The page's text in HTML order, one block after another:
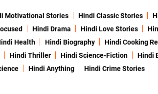
Motivational Stories Hindi Classic Stories
Hindi Drama Hindi Love Stories
Health Hindi Biography Hindi Cooking
Hindi Thriller Hindi Science-Fiction Hindi
Hindi Anything Hindi Crime Stories